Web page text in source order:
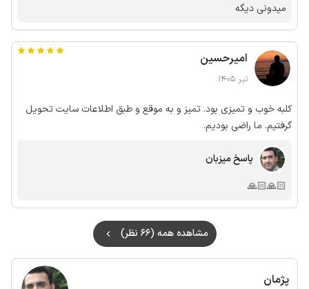
میدونی دیگه
امیرحسین
تیر 1405
کلبه خوب و تمیزی بود. تمیز و به موقع و طبق اطلاعات سایت تحویل
گرفتیم. ما راضی بودیم.
پاسخ میزبان
🙏🏻🙏🏻
مشاهده همه (66 نظر)
پژمان